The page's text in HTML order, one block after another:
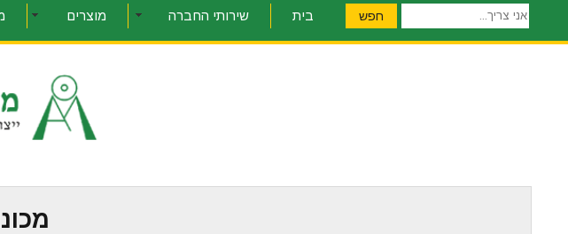
בית שירותי החברה מוצרים
אני
צריך...
חפש